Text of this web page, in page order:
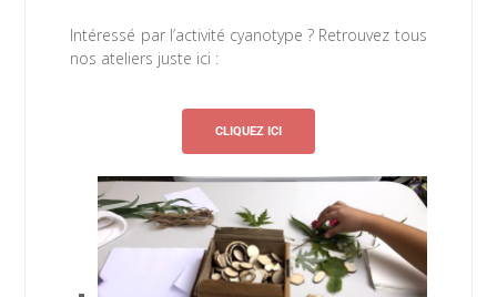
Intéressé par l’activité cyanotype ? Retrouvez tous
nos ateliers juste ici :
CLIQUEZ ICI